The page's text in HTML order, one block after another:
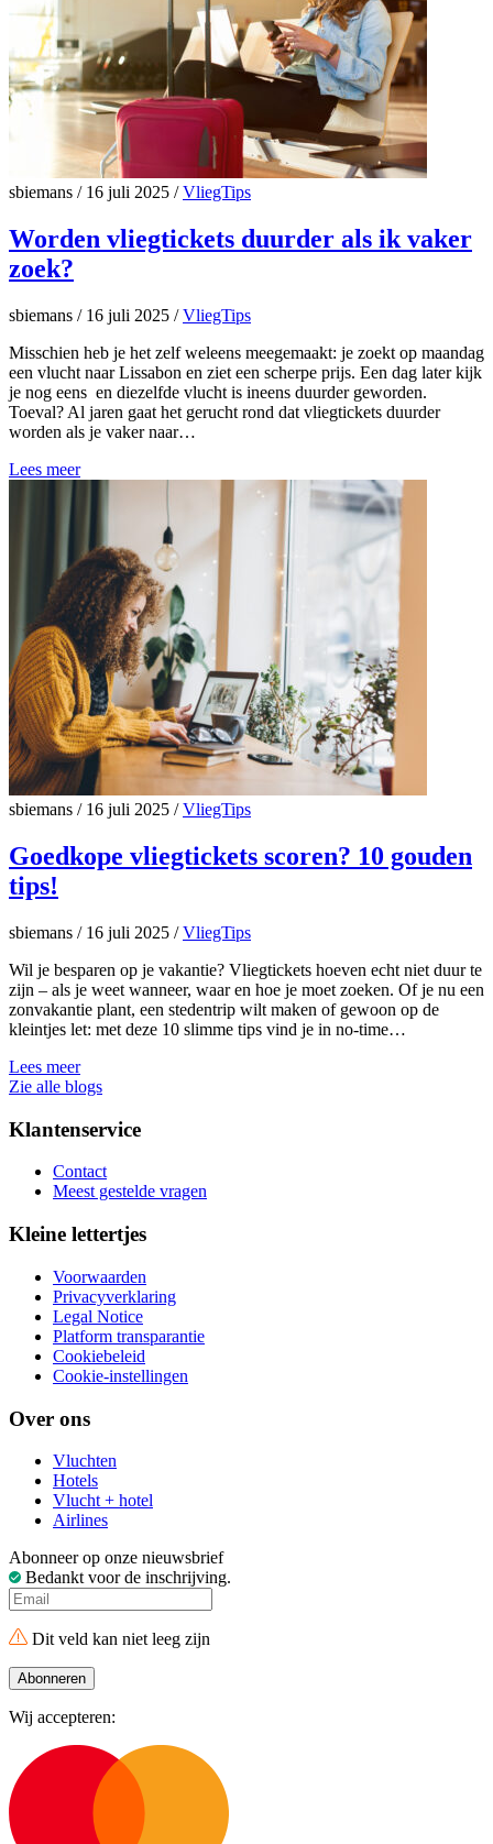
sbiemans /16 juli 2025 / VliegTips
Worden vliegtickets duurder als ik vaker
zoek?
sbiemans /16 juli 2025 / VliegTips
Misschien heb je het zelf weleens meegemaakt: je zoekt op maandag
een vlucht naar Lissabon en ziet een scherpe prijs. Een dag later kijk
je nog eens en diezelfde vlucht is ineens duurder geworden.
Toeval? Al jaren gaat het gerucht rond dat vliegtickets duurder
worden als je vaker naar…
Lees meer
sbiemans /16 juli 2025 / VliegTips
Goedkope vliegtickets scoren? 10 gouden
tips!
sbiemans /16 juli 2025 / VliegTips
Wil je besparen op je vakantie? Vliegtickets hoeven echt niet duur te
zijn – als je weet wanneer, waar en hoe je moet zoeken. Of je nu een
zonvakantie plant, een stedentrip wilt maken of gewoon op de
kleintjes let: met deze 10 slimme tips vind je in no-time…
Lees meer
Zie alle blogs
Klantenservice
Contact
Meest gestelde vragen
Kleine lettertjes
Voorwaarden
Privacyverklaring
Legal Notice
Platform transparantie
Cookiebeleid
Cookie-instellingen
Over ons
Vluchten
Hotels
Vlucht + hotel
Airlines
Abonneer op onze nieuwsbrief
Bedankt voor de inschrijving.
Dit veld kan niet leeg zijn
Abonneren
Wij accepteren: